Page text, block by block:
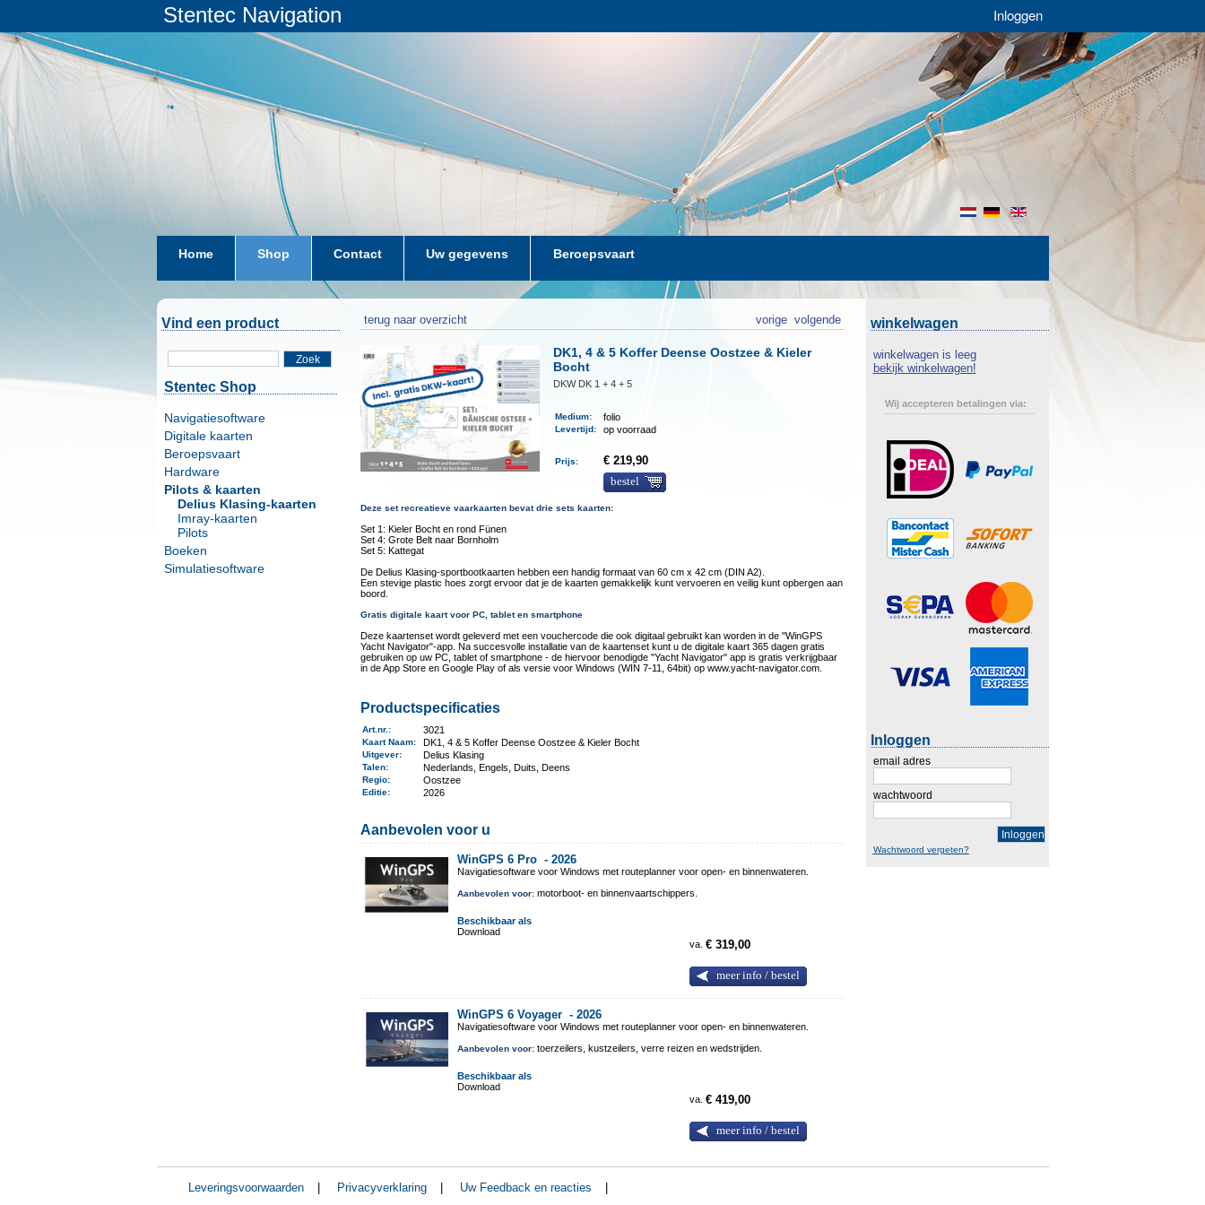
Stentec Navigation Inloggen
en
de
nl
Home Shop Contact Uw gegevens Beroepsvaart
Vind een product
Zoek
Stentec Shop
Navigatiesoftware
Digitale kaarten
Beroepsvaart
Hardware
Pilots & kaarten
Delius Klasing-kaarten
Imray-kaarten
Pilots
Boeken
Simulatiesoftware
terug naar overzicht volgende
vorige
DK1, 4 & 5 Koffer Deense Oostzee & Kieler
Bocht
DKW DK 1 + 4 + 5
Medium: folio
Levertijd: op voorraad
Prijs:
€ 219,90
bestel
Deze set recreatieve vaarkaarten bevat drie sets kaarten:
Set 1: Kieler Bocht en rond Fünen
Set 4: Grote Belt naar Bornholm
Set 5: Kattegat
De Delius Klasing-sportbootkaarten hebben een handig formaat van 60 cm x 42 cm (DIN A2).
Een stevige plastic hoes zorgt ervoor dat je de kaarten gemakkelijk kunt vervoeren en veilig kunt opbergen aan
boord.
Gratis digitale kaart voor PC, tablet en smartphone
Deze kaartenset wordt geleverd met een vouchercode die ook digitaal gebruikt kan worden in de "WinGPS
Yacht Navigator"-app. Na succesvolle installatie van de kaartenset kunt u de digitale kaart 365 dagen gratis
gebruiken op uw PC, tablet of smartphone - de hiervoor benodigde "Yacht Navigator" app is gratis verkrijgbaar
in de App Store en Google Play of als versie voor Windows (WIN 7-11, 64bit) op www.yacht-navigator.com.
Productspecificaties
Art.nr. : 3021
Kaart Naam: DK1, 4 & 5 Koffer Deense Oostzee & Kieler Bocht
Uitgever: Delius Klasing
Talen: Nederlands, Engels, Duits, Deens
Regio: Oostzee
Editie: 2026
Aanbevolen voor u
WinGPS 6 Pro -2026
Navigatiesoftware voor Windows met routeplanner voor open- en binnenwateren.
Aanbevolen voor: motorboot- en binnenvaartschippers.
Beschikbaar als
Download
va.€ 319,00
meer info / bestel
WinGPS 6 Voyager -2026
Navigatiesoftware voor Windows met routeplanner voor open- en binnenwateren.
Aanbevolen voor: toerzeilers, kustzeilers, verre reizen en wedstrijden.
Beschikbaar als
Download
va.€ 419,00
meer info / bestel
winkelwagen
winkelwagen is leeg
bekijk winkelwagen!
Wij accepteren betalingen via:
Inloggen
email adres
wachtwoord
Inloggen
Wachtwoord vergeten?
Leveringsvoorwaarden Privacyverklaring Uw Feedback en reacties